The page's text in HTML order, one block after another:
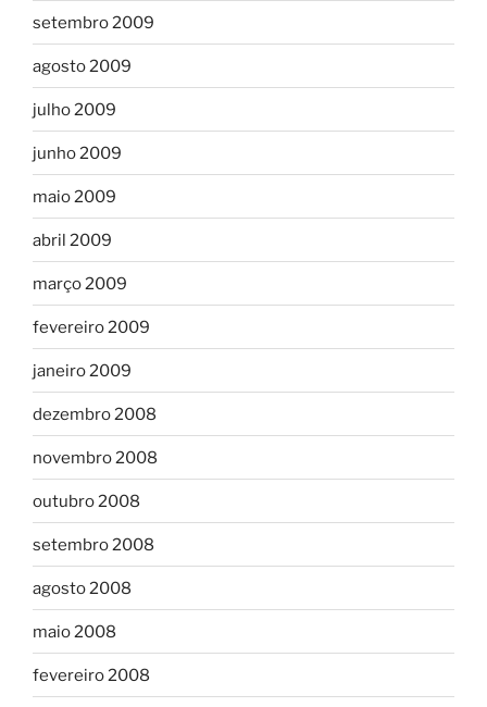
setembro 2009
agosto 2009
julho 2009
junho 2009
maio 2009
abril 2009
março 2009
fevereiro 2009
janeiro 2009
dezembro 2008
novembro 2008
outubro 2008
setembro 2008
agosto 2008
maio 2008
fevereiro 2008